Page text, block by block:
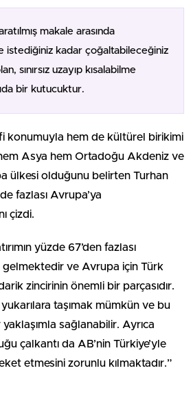
makale arasında
istediğiniz kadar çoğaltabileceğiniz
sınırsız uzayıp kısalabilme
bir kutucuktur.
konumuyla hem de kültürel birikimi
Asya hem Ortadoğu Akdeniz ve
ülkesi olduğunu belirten Turhan
fazlası Avrupa’ya
çizdi.
yüzde 67’den fazlası
gelmektedir ve Avrupa için Türk
zincirinin önemli bir parçasıdır.
taşımak mümkün ve bu
sağlanabilir. Ayrıca
çalkantı da AB’nin Türkiye’yle
etmesini zorunlu kılmaktadır.”